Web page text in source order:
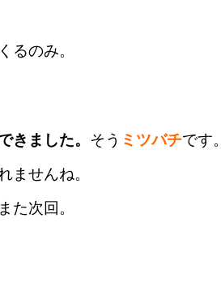
るのみ。
きました。 そう ミツバチです。
ませんね。
た次回。